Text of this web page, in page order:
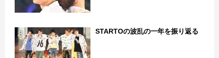
8 STARTOの波乱の一年を振り返る